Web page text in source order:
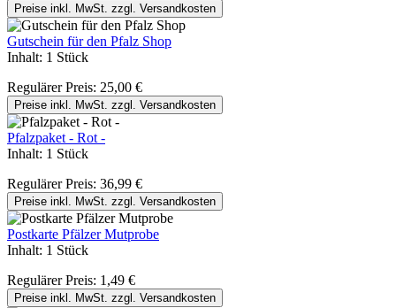
Preise inkl. MwSt. zzgl. Versandkosten
Gutschein für den Pfalz Shop
Inhalt: 1 Stück
Regulärer Preis: 25,00 €
Preise inkl. MwSt. zzgl. Versandkosten
Pfalzpaket - Rot -
Inhalt: 1 Stück
Regulärer Preis: 36,99 €
Preise inkl. MwSt. zzgl. Versandkosten
Postkarte Pfälzer Mutprobe
Inhalt: 1 Stück
Regulärer Preis: 1,49 €
Preise inkl. MwSt. zzgl. Versandkosten